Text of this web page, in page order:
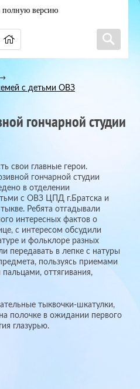
полную версию
→
с детьми ОВЗ
гончарной студии
свои главные герои.
гончарной студии
в отделении
с ОВЗ ЦПД г.Братска и
Ребята отгадывали
интересных фактов о
с интересом обсудили
и фольклоре разных
передавать в лепке с натуры
пользуясь приемами
оттягивания,
тыквочки-шкатулки,
полочке в ожидании первого
глазурью.